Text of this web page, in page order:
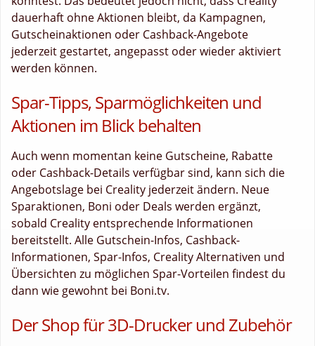
dauerhaft ohne Aktionen bleibt, da Kampagnen,
Gutscheinaktionen oder Cashback-Angebote
jederzeit gestartet, angepasst oder wieder aktiviert
werden können.
Spar-Tipps, Sparmöglichkeiten und
Aktionen im Blick behalten
Auch wenn momentan keine Gutscheine, Rabatte
oder Cashback-Details verfügbar sind, kann sich die
Angebotslage bei Creality jederzeit ändern. Neue
Sparaktionen, Boni oder Deals werden ergänzt,
sobald Creality entsprechende Informationen
bereitstellt. Alle Gutschein-Infos, Cashback-
Informationen, Spar-Infos, Creality Alternativen und
Übersichten zu möglichen Spar-Vorteilen findest du
dann wie gewohnt bei Boni.tv.
Der Shop für 3D-Drucker und Zubehör